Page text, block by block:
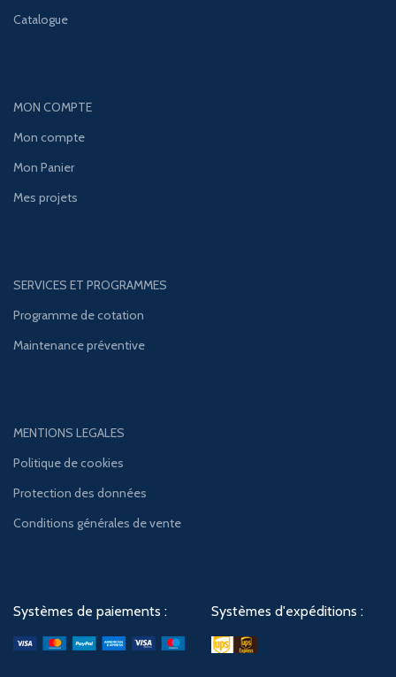
Catalogue
MON COMPTE
Mon compte
Mon Panier
Mes projets
SERVICES ET PROGRAMMES
Programme de cotation
Maintenance préventive
MENTIONS LEGALES
Politique de cookies
Protection des données
Conditions générales de vente
Systèmes de paiements : Systèmes d'expéditions :